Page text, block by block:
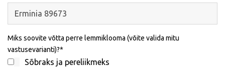
Miks soovite võtta perre lemmiklooma (võite valida mitu
vastusevarianti)?
Sõbraks ja pereliikmeks